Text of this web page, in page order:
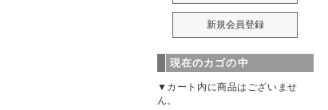
現在のカゴの中
▼カート内に商品はございませ
ん。